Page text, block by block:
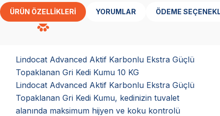
ÜRÜN ÖZELLIKLERI YORUMLAR ÖDEME
Lindocat Advanced Aktif Karbonlu Ekstra Güçlü
Topaklanan Gri Kedi Kumu 10 KG
Lindocat Advanced Aktif Karbonlu Ekstra Güçlü
Topaklanan Gri Kedi Kumu, kedinizin tuvalet
alanında maksimum hijyen ve koku kontrolü